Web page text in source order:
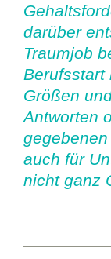
darüber
Traumjob
Berufsstart
Größen
Antworten
auch für
nicht ganz